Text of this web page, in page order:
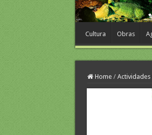
Cultura Obras
Home / Actividades